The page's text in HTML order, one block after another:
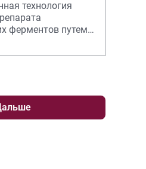
ферментов путем
в кишеч